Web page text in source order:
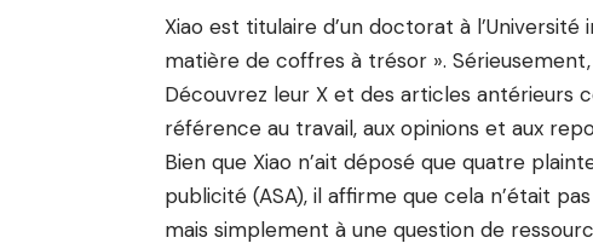
Xiao est titulaire d’un doctorat à
matière de coffres à trésor ».
Découvrez leur X et des articles antérieurs
référence au travail, aux opinions et aux
Bien que Xiao n’ait déposé que quatre
publicité (ASA), il affirme que cela n’était
mais simplement à une question de